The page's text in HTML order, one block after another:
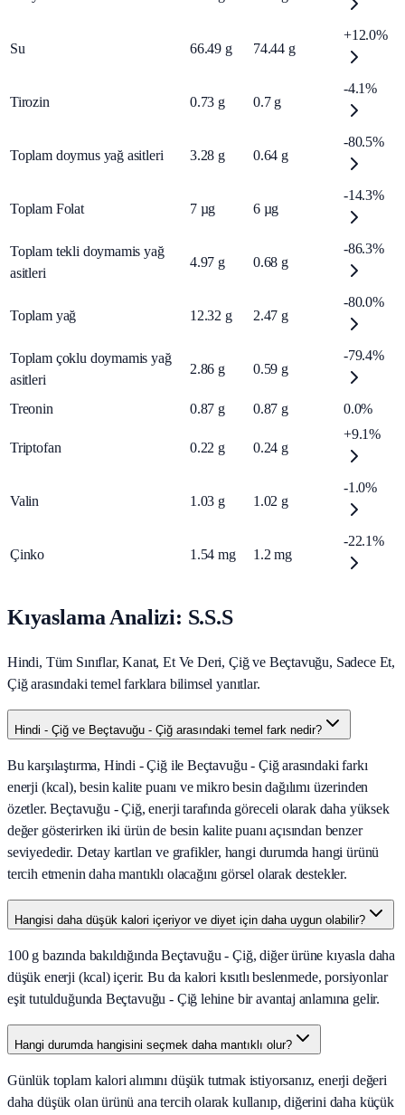
Su 66.49 g 74.44 g
+12.0%
Tirozin 0.73 g 0.7 g
-4.1%
Toplam doymus yağ asitleri 3.28 g 0.64 g
-80.5%
Toplam Folat 7 µg 6 µg
-14.3%
Toplam tekli doymamis yağ
asitleri
4.97 g 0.68 g
-86.3%
Toplam yağ 12.32 g 2.47 g
-80.0%
Toplam çoklu doymamis yağ
asitleri
2.86 g 0.59 g
-79.4%
Treonin 0.87 g 0.87 g 0.0%
Triptofan 0.22 g 0.24 g
+9.1%
Valin 1.03 g 1.02 g
-1.0%
Çinko 1.54 mg 1.2 mg
-22.1%
Kıyaslama Analizi: S.S.S
Hindi, Tüm Sınıflar, Kanat, Et Ve Deri, Çiğ ve Beçtavuğu, Sadece Et,
Çiğ arasındaki temel farklara bilimsel yanıtlar.
Hindi - Çiğ ve Beçtavuğu - Çiğ arasındaki temel fark nedir?
Bu karşılaştırma, Hindi - Çiğ ile Beçtavuğu - Çiğ arasındaki farkı
enerji (kcal), besin kalite puanı ve mikro besin dağılımı üzerinden
özetler. Beçtavuğu - Çiğ, enerji tarafında göreceli olarak daha yüksek
değer gösterirken iki ürün de besin kalite puanı açısından benzer
seviyededir. Detay kartları ve grafikler, hangi durumda hangi ürünü
tercih etmenin daha mantıklı olacağını görsel olarak destekler.
Hangisi daha düşük kalori içeriyor ve diyet için daha uygun olabilir?
100 g bazında bakıldığında Beçtavuğu - Çiğ, diğer ürüne kıyasla daha
düşük enerji (kcal) içerir. Bu da kalori kısıtlı beslenmede, porsiyonlar
eşit tutulduğunda Beçtavuğu - Çiğ lehine bir avantaj anlamına gelir.
Hangi durumda hangisini seçmek daha mantıklı olur?
Günlük toplam kalori alımını düşük tutmak istiyorsanız, enerji değeri
daha düşük olan ürünü ana tercih olarak kullanıp, diğerini daha küçük